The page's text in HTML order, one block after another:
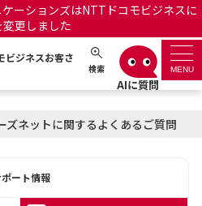
ーションズはNTTドコモビジネスに
更しました
ビジネスお客さ
検索 MENU
さまサポート 日本語 English
ズネットに関するよくあるご質問
ート情報